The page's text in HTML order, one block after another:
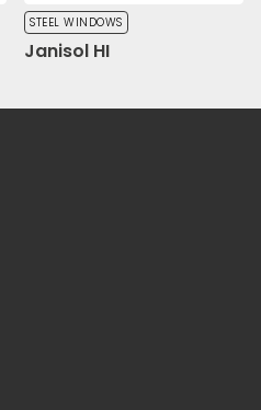
STEEL WINDOWS
Janisol HI